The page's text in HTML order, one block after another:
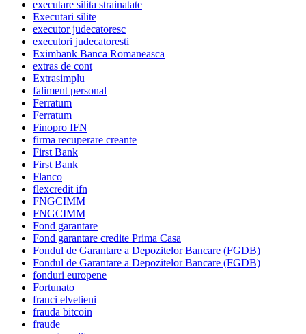
executare silita strainatate
Executari silite
executor judecatoresc
executori judecatoresti
Eximbank Banca Romaneasca
extras de cont
Extrasimplu
faliment personal
Ferratum
Ferratum
Finopro IFN
firma recuperare creante
First Bank
First Bank
Flanco
flexcredit ifn
FNGCIMM
FNGCIMM
Fond garantare
Fond garantare credite Prima Casa
Fondul de Garantare a Depozitelor Bancare (FGDB)
Fondul de Garantare a Depozitelor Bancare (FGDB)
fonduri europene
Fortunato
franci elvetieni
frauda bitcoin
fraude